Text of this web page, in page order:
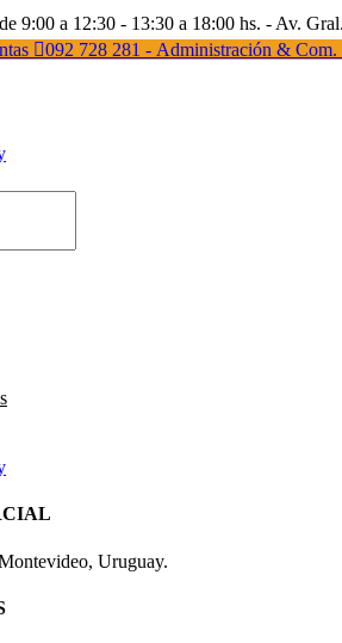
9:00 a 12:30 - 13:30 a 18:00 hs. - Av.
092 728 281 - Administración & Com.
Uruguay.